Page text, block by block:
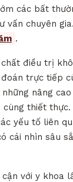
các bất
vấn chuyên
.
điều trị
trực tiếp
nâng
cùng thiết
yếu tố liên
cái nhìn sâu
với y khoa